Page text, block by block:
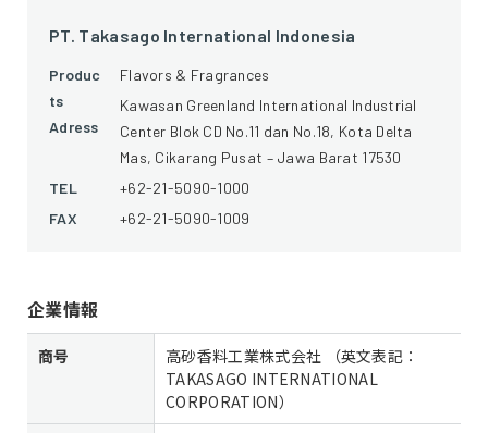
PT. Takasago International Indonesia
Produc
ts
Flavors & Fragrances
Adress
Kawasan Greenland International Industrial
Center Blok CD No.11 dan No.18, Kota Delta
Mas, Cikarang Pusat – Jawa Barat 17530
TEL
+62-21-5090-1000
FAX
+62-21-5090-1009
企業情報
商号
高砂香料工業株式会社 （英文表記：
TAKASAGO INTERNATIONAL
CORPORATION）